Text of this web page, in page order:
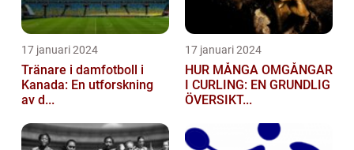
17 januari 2024
Tränare i damfotboll i
Kanada: En utforskning
av d...
17 januari 2024
HUR MÅNGA OMGÅNGAR
I CURLING: EN GRUNDLIG
ÖVERSIKT...